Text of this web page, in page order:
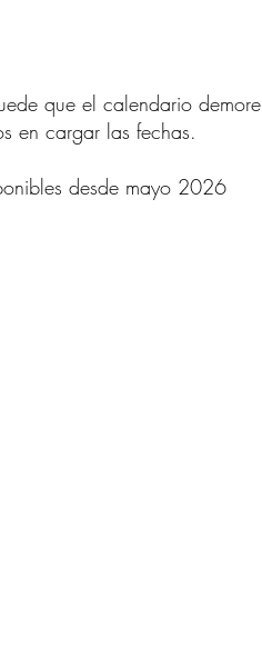
que el calendario demore
en cargar las fechas.
desde mayo 2026